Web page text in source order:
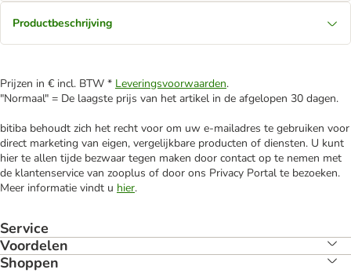
Productbeschrijving
Prijzen in € incl. BTW * Leveringsvoorwaarden.
"Normaal" = De laagste prijs van het artikel in de afgelopen 30 dagen.
bitiba behoudt zich het recht voor om uw e-mailadres te gebruiken voor
direct marketing van eigen, vergelijkbare producten of diensten. U kunt
hier te allen tijde bezwaar tegen maken door contact op te nemen met
de klantenservice van zooplus of door ons Privacy Portal te bezoeken.
Meer informatie vindt u hier.
Service
Voordelen
Shoppen